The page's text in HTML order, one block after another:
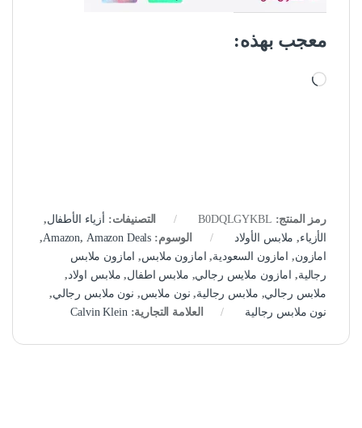
معجب بهذه:
جاري التحميل…
رمز المنتج: B0DQLGYKBL التصنيفات: أزياء الأطفال,
الأزياء, ملابس الأولاد الوسوم: Amazon, Amazon Deals
,
امازون, امازون السعودية, امازون ملابس, امازون ملابس
رجالية, امازون ملايس رجالي, ملابس اطفال, ملابس اولاد ,
ملابس رجالي, ملابس رجالية, نون ملابس, نون ملابس رجالي,
نون ملابس رجالية
العلامة التجارية: Calvin Klein